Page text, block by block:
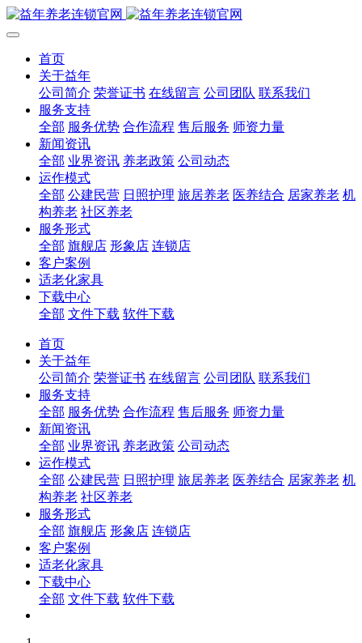
首页
关于益年
公司简介 荣誉证书 在线留言 公司团队 联系我们
服务支持
全部 服务优势 合作流程 售后服务 师资力量
新闻资讯
全部 业界资讯 养老政策 公司动态
运作模式
全部 公建民营 日照护理 旅居养老 医养结合 居家养老 机
构养老 社区养老
服务形式
全部 旗舰店 形象店 连锁店
客户案例
适老化家具
下载中心
全部 文件下载 软件下载
首页
关于益年
公司简介 荣誉证书 在线留言 公司团队 联系我们
服务支持
全部 服务优势 合作流程 售后服务 师资力量
新闻资讯
全部 业界资讯 养老政策 公司动态
运作模式
全部 公建民营 日照护理 旅居养老 医养结合 居家养老 机
构养老 社区养老
服务形式
全部 旗舰店 形象店 连锁店
客户案例
适老化家具
下载中心
全部 文件下载 软件下载